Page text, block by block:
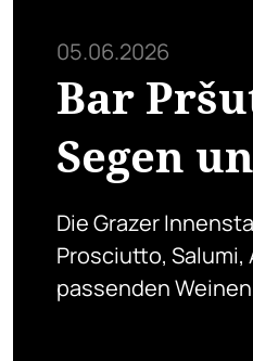
05.06.2026
Bar
Segen
Die Grazer
Prosciutto,
passenden